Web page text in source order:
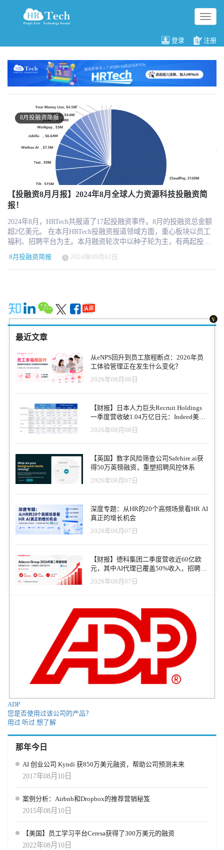
切
换
航
登录 注册
8月投融资简报
【投融资8月月报】2024年8月全球人力资源科技投融资简
报！
2024年8月，HRTech共报道了17起投融资事件。8月的投融资总金额
超2亿美元。 在本月HRTech投融资报道领域方面，重心板块以员工
福利、招聘平台为主。本月融资轮次中以种子轮为主，有两起投融
资事件未披露融资金额，其余均披露金额。接下来，让我们一起在
本文中探讨8月份的融资事件。 CloudPay 融资金额：1.2亿美元 融资
轮次：未披露 领投人：Blue Owl Capital CloudPay是薪资与支付解决
额：2000万美元 融资轮次：未披露 领投人：EDC WorkJam是数字前
线工作场所平台，旨在改善一线工人的生活。提高效率和生产力。
Tilt 融资金额：1500万美元 融资轮次：B轮 领投人： Bramalea
Partners Tilt是休假管理解决方案平台，Tilt的专有平台和 “移情勇士”
（Empathy Warriors）一直在帮助客户消除管理负担，使公司保持合
规，并为员工提供真正积极和支持性的休假体验，从而让休假不再
糟糕。 Tezi 融资金额：900万美元 融资轮次：种子轮 领投人：
Audacious Ventures Tezi是自主人工智能招聘平台，Tezi能够端到端自
主运行招聘工作流程的人工智能招聘代理，从寻找最优秀的人才，
到筛选申请人和安排面试，通过一个无摩擦的过程，为应聘者提供
高质量的体验。 Wethos AI 融资金额：750万美元 融资轮次：种子轮
领投人： Jeff Herbst Wethos AI是人工智能驱动团队优化平台，通过
利用人工智能的力量和深厚的组织心理学，Wethos AI为企业提供了
对团队动态的无与伦比的洞察力，使他们能够建立在人工智能时代
蓬勃发展的高绩效团队。 Jobilla 融资金额：600万欧元 融资轮次：
数字招聘技术平台，Jobilla旨在简化和优化招聘流程，特别是在自动
化和本地化招聘广告、登陆页面内容以及电子邮件草稿等方面做出
了突出贡献。 Workpay 融资金额：500万美元 融资轮次：A轮 领投
人力资源 SaaS 平台，管理员工和承包商从入职到离职的整个过程。
Flowit 融资金额：420万欧元 融资轮次：种子轮 领投人：Vi Partners
、Alstin Capital Flowit是人力资源技术平台，致力于通过其基于人工
的离职后平台，专为需要健康保险、401（k）转存、财务援助和职
业指导支持的离职员工而打造。 Your Money Line 融资金额：450万
美元 融资轮次：A轮 领投人：Allos Ventures Your Money Line是一家
与 SNR Ventures、DVC 和 Niremia Capital Pangeam是工作场所智能
领域平台，Pangeam 利用匿名人工智能传感和深度学习技术优化办
公空间，提高工作效率和员工福利，弥补了工作场所数据方面的巨
Mediahuis 、 Fort Knox Impactpool 是人工智能职业平台 ，致力于为
希望在以使命为导向的组织中追求职业发展的人提供最佳支持。
Skillfully 融资金额：250万美元 融资轮次：种子轮 领投人: Better
了一个以模拟和评估分级为中心的招聘平台。通过该平台，雇主还
可以直接从其经过技能验证的人才网络（TalentNetwork）中招聘人
才。 Fleet 融资金额：250万美元 融资轮次：种子轮 领投人:
企业遵守新规定的程序，并鼓励员工使用更可持续的交通工具。 Rx
Save Card 融资金额：170万美元 融资轮次：种子轮 领投人:
Distributed Ventures Rx Save Card 是药房福利解决方案提供商，为员
工提供一种解决方案，帮助他们找到最划算的处方药，并帮助雇主
减轻员工的自付费用。 CuraLinc 融资金额：未披露 融资轮次：未披
台，公司提供一整套员工福利服务，包括心理健康咨询和辅导、危
机支持、短信疗法、数字团体疗法、管理咨询、心理健康导航和宣
传、学生援助计划以及数字认知行为疗法（dCBT）。 Kami 融资金
额：未披露 融资轮次：未披露 领投人: BV Investment Partners Kami
是数字学习平台，简化了工作流程，提高了学生的参与度，降低了
8月投融资简报 2024年09月02日
最近文章
从eNPS回升到员工旅程断点：2026年员
工体验管理正在发生什么变化？
2026年08月08日
【财报】日本人力巨头Recruit Holdings
一季度营收破1.04万亿日元：Indeed美国
收入逆势增长30%，AI招聘推动利润率升
至47.4%
2026年08月08日
【英国】数字风险筛查公司Safehire.ai获
得50万英镑融资，重塑招聘风控体系
2026年08月07日
深度专题：从HR的20个高频场景看HR AI
真正的增长机会
2026年08月07日
【财报】德科集团二季度营收近60亿欧
元，其中AI代理已覆盖50%收入，招聘服
务进入运营重构阶段
2026年08月07日
ADP
您是否使用过该公司的产品？
用过 听过 想了解
那年今日
AI 创业公司 Kyndi 获850万美元融资，帮助公司预测未来
2017年08月10日
案例分析：Airbnb和Dropbox的推荐营销秘笈
2015年08月10日
【美国】员工学习平台Ceresa获得了300万美元的融资
2022年08月10日